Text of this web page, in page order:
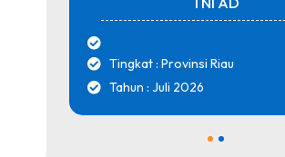
Tingkat : Provinsi Riau
Tahun : Juli 2026